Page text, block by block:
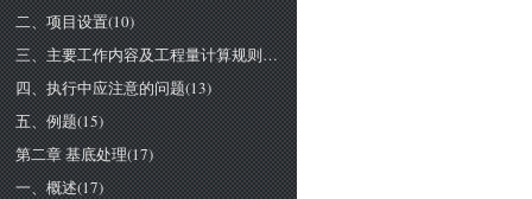
二、项目设置(10)
三、主要工作内容及工程量计算规则(10)
四、执行中应注意的问题(13)
五、例题(15)
第二章 基底处理(17)
一、概述(17)